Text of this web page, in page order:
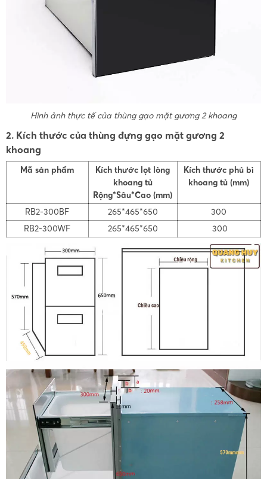
Hình ảnh thực tế của thùng gạo mặt gương 2 khoang
2. Kích thước của thùng đựng gạo mặt gương 2
khoang
Mã sản phẩm
Kích thước lọt lòng
khoang tủ
Rộng*Sâu*Cao (mm)
Kích thước phủ bì
khoang tủ (mm)
RB2-300BF 265*465*650
300
RB2-300WF
265*465*650 300